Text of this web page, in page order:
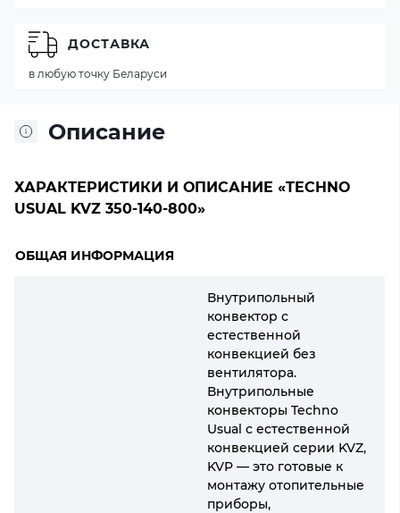
Описание
ХАРАКТЕРИСТИКИ И ОПИСАНИЕ «TECHNO
USUAL KVZ 350-140-800»
ОБЩАЯ ИНФОРМАЦИЯ
Внутрипольный
конвектор с
естественной
конвекцией без
вентилятора.
Внутрипольные
конвекторы Techno
Usual с естественной
конвекцией серии KVZ,
KVP — это готовые к
монтажу отопительные
приборы,
ДОСТАВКА
в любую точку Беларуси